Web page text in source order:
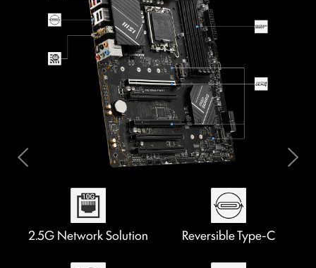
8 Pin + 4 Pin Power 6-layer PCB with
2oz Thickened Copper
2.5G Network Solution Reversible Type-C
Extended Heatsink Pump Fan Support